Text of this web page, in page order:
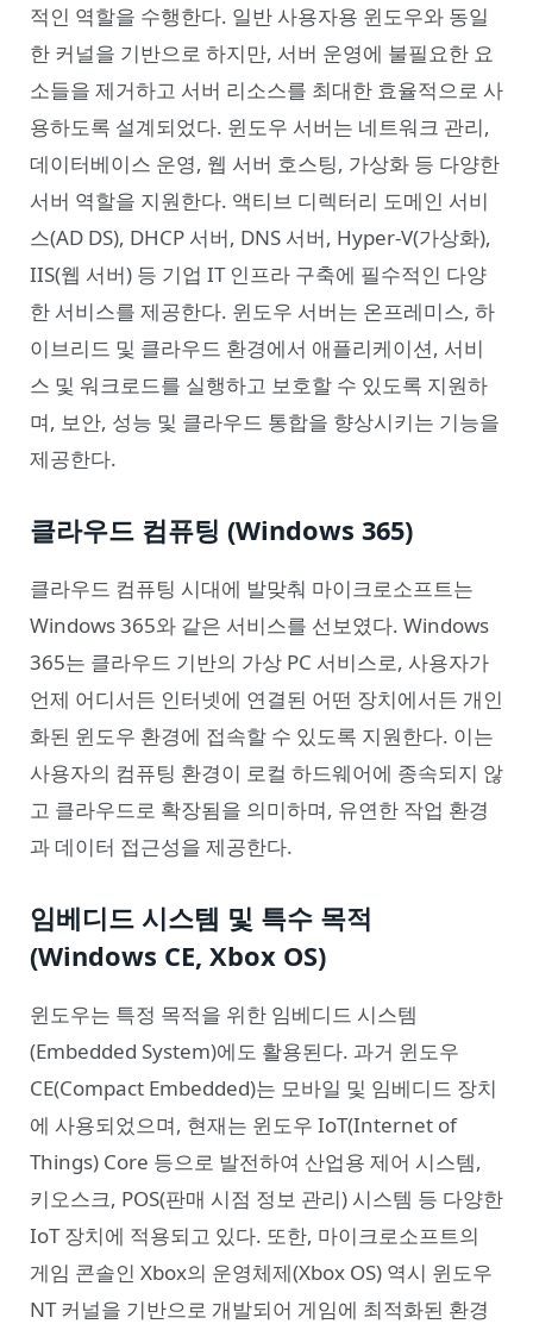
적인 역할을 수행한다. 일반 사용자용 윈도우와 동일
한 커널을 기반으로 하지만, 서버 운영에 불필요한 요
소들을 제거하고 서버 리소스를 최대한 효율적으로 사
용하도록 설계되었다. 윈도우 서버는 네트워크 관리,
데이터베이스 운영, 웹 서버 호스팅, 가상화 등 다양한
서버 역할을 지원한다. 액티브 디렉터리 도메인 서비
스(AD DS), DHCP 서버, DNS 서버, Hyper-V(가상화),
IIS(웹 서버) 등 기업 IT 인프라 구축에 필수적인 다양
한 서비스를 제공한다. 윈도우 서버는 온프레미스, 하
이브리드 및 클라우드 환경에서 애플리케이션, 서비
스 및 워크로드를 실행하고 보호할 수 있도록 지원하
며, 보안, 성능 및 클라우드 통합을 향상시키는 기능을
제공한다.
클라우드 컴퓨팅 (Windows 365)
클라우드 컴퓨팅 시대에 발맞춰 마이크로소프트는
Windows 365와 같은 서비스를 선보였다. Windows
365는 클라우드 기반의 가상 PC 서비스로, 사용자가
언제 어디서든 인터넷에 연결된 어떤 장치에서든 개인
화된 윈도우 환경에 접속할 수 있도록 지원한다. 이는
사용자의 컴퓨팅 환경이 로컬 하드웨어에 종속되지 않
고 클라우드로 확장됨을 의미하며, 유연한 작업 환경
과 데이터 접근성을 제공한다.
임베디드 시스템 및 특수 목적
(Windows CE, Xbox OS)
윈도우는 특정 목적을 위한 임베디드 시스템
(Embedded System)에도 활용된다. 과거 윈도우
CE(Compact Embedded)는 모바일 및 임베디드 장치
에 사용되었으며, 현재는 윈도우 IoT(Internet of
Things) Core 등으로 발전하여 산업용 제어 시스템,
키오스크, POS(판매 시점 정보 관리) 시스템 등 다양한
IoT 장치에 적용되고 있다. 또한, 마이크로소프트의
게임 콘솔인 Xbox의 운영체제(Xbox OS) 역시 윈도우
NT 커널을 기반으로 개발되어 게임에 최적화된 환경